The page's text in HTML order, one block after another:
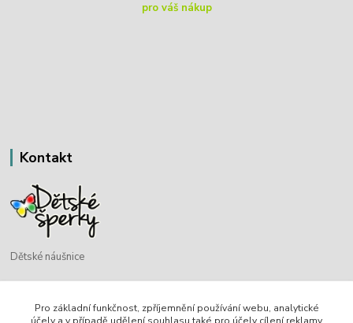
pro váš nákup
Kontakt
Dětské náušnice
Bohdan Blažek
+420 720 349 302
Pro základní funkčnost, zpříjemnění používání webu, analytické